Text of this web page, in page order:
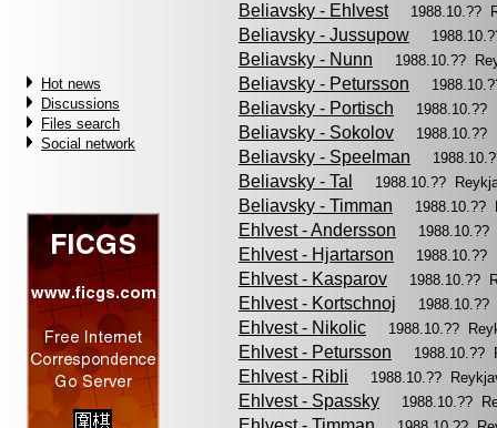
Hot news
Discussions
Files search
Social network
Beliavsky - Ehlvest 1988.10.??
Beliavsky - Jussupow
Beliavsky - Nunn 1988.10.??
Beliavsky - Petursson
Beliavsky - Portisch
Beliavsky - Sokolov
Beliavsky - Speelman
Beliavsky - Tal 1988.10.??
Beliavsky - Timman
Ehlvest - Andersson
Ehlvest - Hjartarson
Ehlvest - Kasparov 1988.10.??
Ehlvest - Kortschnoj
Ehlvest - Nikolic 1988.10.??
Ehlvest - Petursson
Ehlvest - Ribli 1988.10.??
Ehlvest - Spassky 1988.10.??